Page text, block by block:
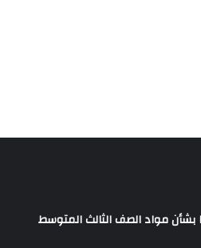
بشأن مواد الصف الثالث المتوسط